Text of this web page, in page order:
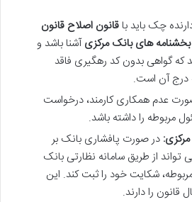
چک باید باقانون اصلاح قانون
آشنا باشد و
که گواهی بدون کد رهگیری فاقد
درج آن است.
عدم همکاری کارمند، درخواست
مربوطه را داشته باشد.
در صورت پافشاری بانک بر
از طریق سامانه نظارتی بانک
شکایت خود را ثبت کند. این
قانون را دارند.